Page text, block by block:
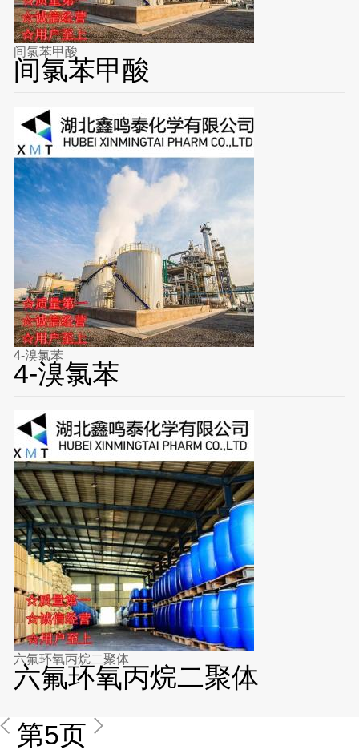
间氯苯甲酸
间氯苯甲酸
4-溴氯苯
4-溴氯苯
六氟环氧丙烷二聚体
六氟环氧丙烷二聚体
第5页